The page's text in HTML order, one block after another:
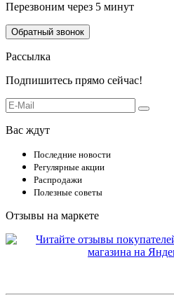
Перезвоним через 5 минут
Обратный звонок
Рассылка
Подпишитесь прямо сейчас!
Вас ждут
Последние новости
Регулярные акции
Распродажи
Полезные советы
Отзывы на маркете